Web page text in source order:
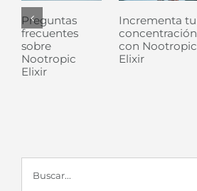
Preguntas
frecuentes
sobre
Nootropic
Elixir
Incrementa tu
concentración
con Nootropic
Elixir